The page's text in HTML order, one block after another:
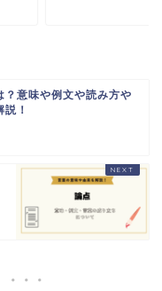
？意味や例文や読み方や
！